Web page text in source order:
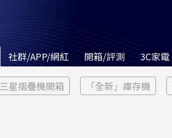
社群/APP/網紅 開箱/評測 3C家電
三星摺疊機開箱 「全新」庫存機